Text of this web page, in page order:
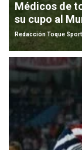
Médicos de
su cupo al
Redacción Toque